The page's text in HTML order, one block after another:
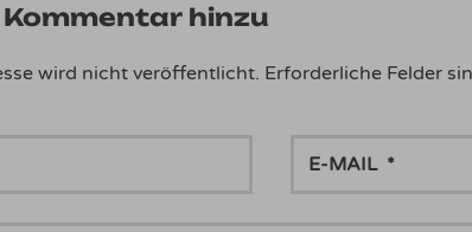
Kommentar hinzu
wird nicht veröffentlicht. Erforderliche Felder
MAIL